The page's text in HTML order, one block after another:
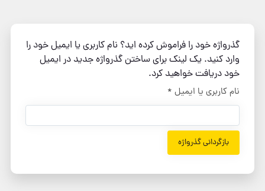
گذرواژه خود را فراموش کرده اید؟ نام کاربری یا ایمیل خود را
وارد کنید. یک لینک برای ساختن گذرواژه جدید در ایمیل
خود دریافت خواهید کرد.
نام کاربری یا ایمیل *
بازگردانی گذرواژه